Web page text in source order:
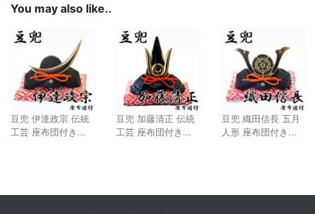
You may also like..
豆兜 伊達政宗 伝統
工芸 座布団付き...
豆兜 加藤清正 伝統
工芸 座布団付き...
豆兜 織田信長 五月
人形 座布団付き...